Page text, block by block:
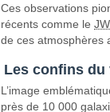
Ces observations
récents comme le
de ces atmosphères
Les confins du
L’image
près de 10 000